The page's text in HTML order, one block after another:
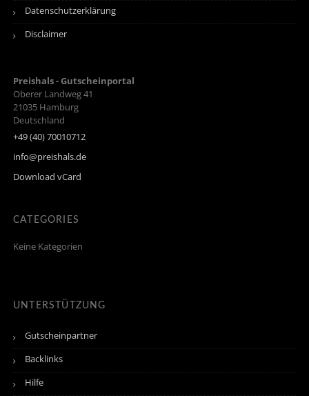
Datenschutzerklärung
Disclaimer
Preishals - Gutscheinportal
Oberer Landweg 41
21035 Hamburg
Deutschland
+49 (40) 70010712
info@preishals.de
Download vCard
CATEGORIES
Keine Kategorien
UNTERSTÜTZUNG
Gutscheinpartner
Backlinks
Hilfe